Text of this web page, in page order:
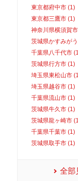
東京都府中市 (1)
東京都三鷹市 (1)
神奈川県横須賀
茨城県かすみが
千葉県八千代市
茨城県行方市 (1)
埼玉県東松山市
埼玉県越谷市 (1)
千葉県流山市 (1)
茨城県牛久市 (1)
茨城県龍ヶ崎市
千葉県千葉市 (1)
茨城県取手市 (1)
全部